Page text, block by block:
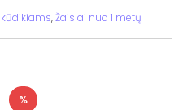
,Žaislai nuo 1 metų
%